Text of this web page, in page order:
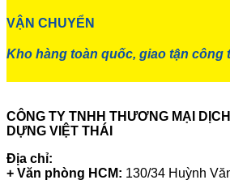
VẬN CHUYỂN
Kho hàng toàn quốc, giao tận công
CÔNG TY TNHH THƯƠNG MẠI
DỰNG VIỆT THÁI
Địa chỉ:
+ Văn phòng HCM: 130/34 Huỳnh